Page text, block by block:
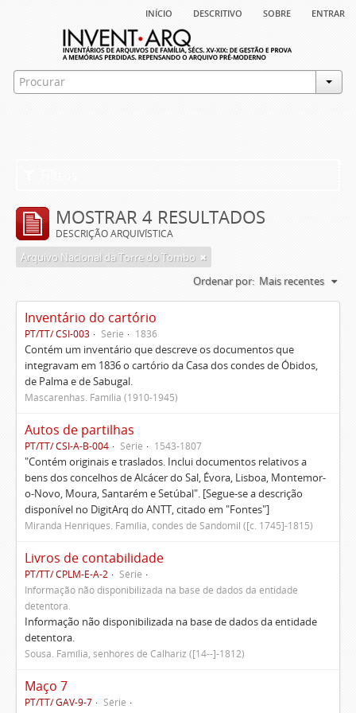
início descritivo sobre entrar
MOSTRAR 4 RESULTADOS
DESCRIÇÃO ARQUIVÍSTICA
Arquivo Nacional da Torre do Tombo
Ordenar por: Mais recentes
Inventário do cartório
PT/TT/ CSI-003 Série 1836
Contém um inventário que descreve os documentos que
integravam em 1836 o cartório da Casa dos condes de Óbidos,
de Palma e de Sabugal.
Mascarenhas. Família (1910-1945)
Autos de partilhas
PT/TT/ CSI-A-B-004 Série 1543-1807
"Contém originais e traslados. Inclui documentos relativos a
bens dos concelhos de Alcácer do Sal, Évora, Lisboa, Montemor-
o-Novo, Moura, Santarém e Setúbal". [Segue-se a descrição
disponível no DigitArq do ANTT, citado em "Fontes"]
Miranda Henriques. Família, condes de Sandomil ([c. 1745]-1815)
Livros de contabilidade
PT/TT/ CPLM-E-A-2
Série
Informação não disponibilizada na base de dados da entidade
detentora.
Informação não disponibilizada na base de dados da entidade
detentora.
Sousa. Família, senhores de Calhariz ([14--]-1812)
Maço 7
PT/TT/ GAV-9-7
Série